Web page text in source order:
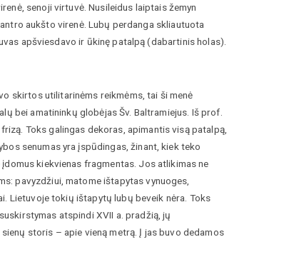
senoji virtuvė. Nusileidus laiptais žemyn
aukšto virenė. Lubų perdanga skliautuota
apšviesdavo ir ūkinę patalpą (dabartinis holas).
skirtos utilitarinėms reikmėms, tai ši menė
bei amatininkų globėjas Šv. Baltramiejus. Iš prof.
Toks galingas dekoras, apimantis visą patalpą,
senumas yra įspūdingas, žinant, kiek teko
kiekvienas fragmentas. Jos atlikimas ne
pavyzdžiui, matome ištapytas vynuoges,
Lietuvoje tokių ištapytų lubų beveik nėra. Toks
atspindi XVII a. pradžią, jų
storis – apie vieną metrą. Į jas buvo dedamos